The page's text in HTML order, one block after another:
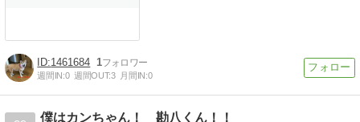
1461684 1
週間IN:0 週間OUT:3 月間IN:0
僕はカンちゃん！ 勘八くん！！